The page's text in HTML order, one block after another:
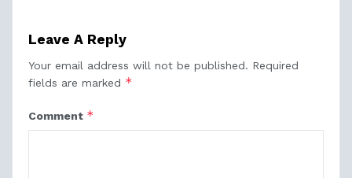
Leave A Reply
Your email address will not be published. Required
fields are marked *
Comment *